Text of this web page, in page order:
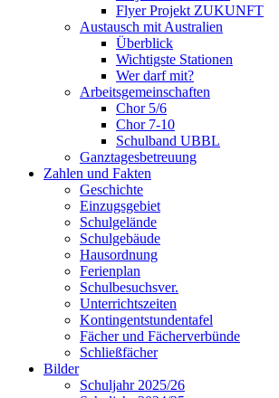
Flyer Projekt ZUKUNFT
Austausch mit Australien
Überblick
Wichtigste Stationen
Wer darf mit?
Arbeitsgemeinschaften
Chor 5/6
Chor 7-10
Schulband UBBL
Ganztagesbetreuung
Zahlen und Fakten
Geschichte
Einzugsgebiet
Schulgelände
Schulgebäude
Hausordnung
Ferienplan
Schulbesuchsver.
Unterrichtszeiten
Kontingentstundentafel
Fächer und Fächerverbünde
Schließfächer
Bilder
Schuljahr 2025/26